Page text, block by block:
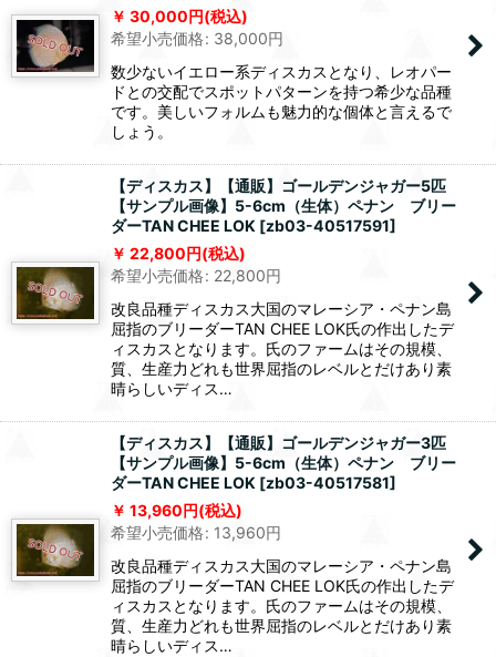
30,000円(税込)
希望小売価格: 38,000円
数少ないイエロー系ディスカスとなり、レオパー
ドとの交配でスポットパターンを持つ希少な品種
です。美しいフォルムも魅力的な個体と言えるで
しょう。
【ディスカス】【通販】ゴールデンジャガー5匹
【サンプル画像】5-6cm（生体）ペナン ブリー
ダーTAN CHEE LOK [zb03-40517591]
22,800円(税込)
希望小売価格: 22,800円
改良品種ディスカス大国のマレーシア・ペナン島
屈指のブリーダーTAN CHEE LOK氏の作出したデ
ィスカスとなります。氏のファームはその規模、
質、生産力どれも世界屈指のレベルとだけあり素
晴らしいディス…
【ディスカス】【通販】ゴールデンジャガー3匹
【サンプル画像】5-6cm（生体）ペナン ブリー
ダーTAN CHEE LOK [zb03-40517581]
13,960円(税込)
希望小売価格: 13,960円
改良品種ディスカス大国のマレーシア・ペナン島
屈指のブリーダーTAN CHEE LOK氏の作出したデ
ィスカスとなります。氏のファームはその規模、
質、生産力どれも世界屈指のレベルとだけあり素
晴らしいディス…